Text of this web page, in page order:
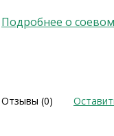
Подробнее о соевом
Отзывы (0)